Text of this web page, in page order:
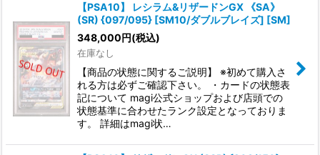
【PSA10】 レシラム&リザードンGX 《SA》
(SR) {097/095} [SM10/ダブルブレイズ] [SM]
348,000円(税込)
在庫なし
【商品の状態に関するご説明】 ※初めて購入さ
れる方は必ずご確認下さい。 ・カードの状態表
記について magi公式ショップおよび店頭での
状態基準に合わせたランク設定となっておりま
す。 詳細はmagi状…